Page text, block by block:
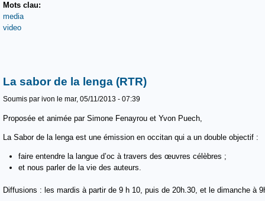
Mots clau:
media
video
La sabor de la lenga (RTR)
Soumis par ivon le mar, 05/11/2013 - 07:39
Proposée et animée par Simone Fenayrou et Yvon Puech,
La Sabor de la lenga est une émission en occitan qui a un double objectif :
faire entendre la langue d’oc à travers des œuvres célèbres ;
et nous parler de la vie des auteurs.
Diffusions : les mardis à partir de 9 h 10, puis de 20h.30, et le dimanche à